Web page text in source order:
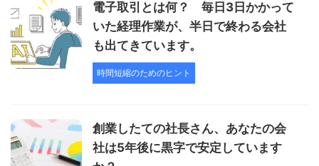
電子取引とは何？ 毎日3日かかって
いた経理作業が、半日で終わる会社
も出てきています。
時間短縮のためのヒント
創業したての社長さん、あなたの会
社は5年後に黒字で安定しています